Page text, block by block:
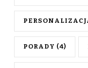
PORADY (4)